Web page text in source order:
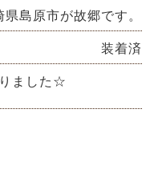
県島原市が故郷です。
装着済
ました☆